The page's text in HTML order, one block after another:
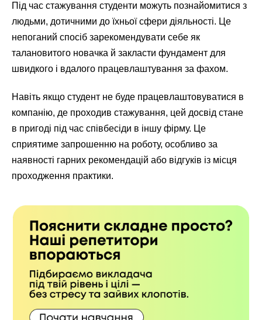
Під час стажування студенти можуть познайомитися з
людьми, дотичними до їхньої сфери діяльності. Це
непоганий спосіб зарекомендувати себе як
талановитого новачка й закласти фундамент для
швидкого і вдалого працевлаштування за фахом.
Навіть якщо студент не буде працевлаштовуватися в
компанію, де проходив стажування, цей досвід стане
в пригоді під час співбесіди в іншу фірму. Це
сприятиме запрошенню на роботу, особливо за
наявності гарних рекомендацій або відгуків із місця
проходження практики.